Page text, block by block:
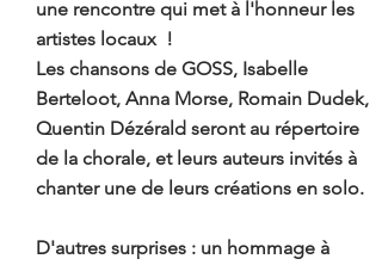
une rencontre qui met à l'honneur les
artistes locaux !
Les chansons de GOSS, Isabelle
Berteloot, Anna Morse, Romain Dudek,
Quentin Dézérald seront au répertoire
de la chorale, et leurs auteurs invités à
chanter une de leurs créations en solo.
D'autres surprises : un hommage à